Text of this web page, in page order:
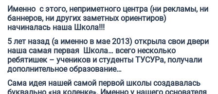
Именно с этого, неприметного центра (ни рекламы, ни
баннеров, ни других заметных ориентиров)
начиналась наша Школа!!!
5 лет назад (а именно в мае 2013) открыла свои двери
наша самая первая Школа… всего несколько
ребятишек – учеников и студенты ТУСУРа, получали
дополнительное образование…
Сама идея нашей самой первой школы создавалась